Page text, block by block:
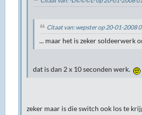
Citaat van: wepster op 20-01-2008
... maar het is zeker soldeerwerk
dat is dan 2 x 10 seconden werk.
zeker maar is die switch ook los te